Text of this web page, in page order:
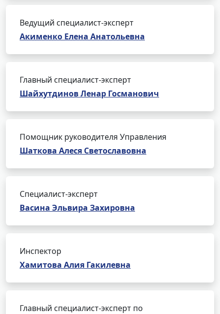
Ведущий специалист-эксперт
Акименко Елена Анатольевна
Главный специалист-эксперт
Шайхутдинов Ленар Госманович
Помощник руководителя Управления
Шаткова Алеся Светославовна
Специалист-эксперт
Васина Эльвира Захировна
Инспектор
Хамитова Алия Гакилевна
Главный специалист-эксперт по